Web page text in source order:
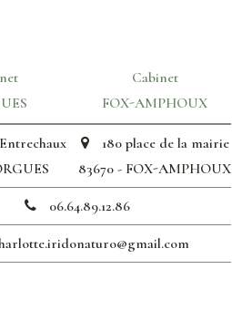
Cabinet
FOX-AMPHOUX
180 place de la mairie
83670 - FOX-AMPHOUX
06.64.89.12.86